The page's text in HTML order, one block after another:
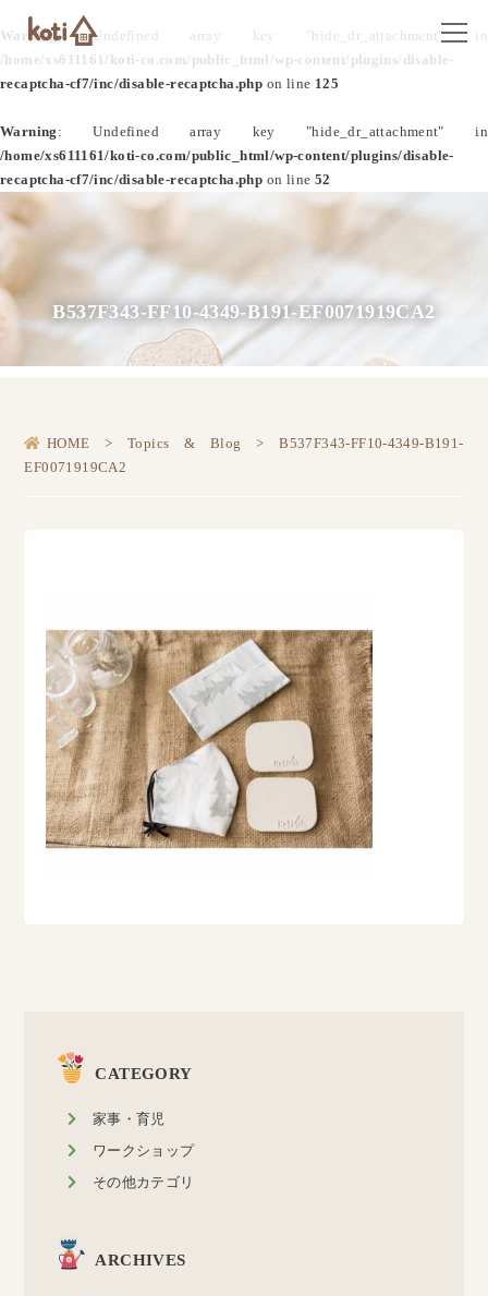
Warning: Undefined array key "hide_dr_attachment" in
/home/xs611161/koti-co.com/public_html/wp-content/plugins/disable-
recaptcha-cf7/inc/disable-recaptcha.php on line 125
Warning : Undefined array key "hide_dr_attachment" in
/home/xs611161/koti-co.com/public_html/wp-content/plugins/disable-
recaptcha-cf7/inc/disable-recaptcha.php on line 52
B537F343-FF10-4349-B191-EF0071919CA2
HOME >Topics & Blog >B537F343-FF10-4349-B191-
EF0071919CA2
CATEGORY
家事・育児
ワークショップ
その他カテゴリ
ARCHIVES